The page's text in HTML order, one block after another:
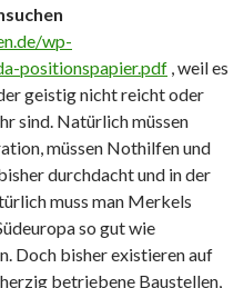
wp-
positionspapier.pdf , weil es
geistig nicht reicht oder
sind. Natürlich müssen
müssen Nothilfen und
durchdacht und in der
muss man Merkels
so gut wie
Doch bisher existieren auf
betriebene Baustellen,